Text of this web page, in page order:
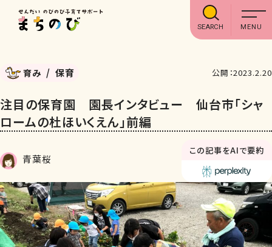
SEARCH
育み 保育 公開：2023.2.20
注目の保育園 園長インタビュー 仙台市「シャ
ロームの杜ほいくえん」前編
青葉桜
この記事をAIで要約